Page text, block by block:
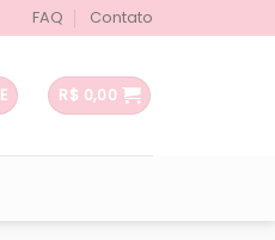
FAQ Contato
R$ 0,00